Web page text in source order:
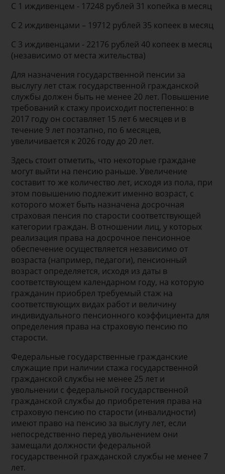
С 1 иждивенцем - 17248 рублей 31 копейка в месяц
С 2 иждивенцами – 19712 рублей 35 копеек в месяц
С 3 иждивенцами - 22176 рублей 40 копеек в месяц
(независимо от места жительства)
Для назначения государственной пенсии за
выслугу лет стаж государственной гражданской
службы должен быть не менее 20 лет. Повышение
требований к стажу происходит постепенно: в
2017 году он составляет 15 лет 6 месяцев и в
течение 9 лет поэтапно, по 6 месяцев,
увеличивается к 2026 году до 20 лет.
Здесь стоит отметить, что некоторые граждане
могут выйти на пенсию раньше. Увеличение
составит то же количество лет, исходя из пола, при
этом повышению подлежит именно возраст, с
которого может быть назначена досрочная
страховая пенсия по старости соответствующей
категории граждан. В отношении лиц, у которых
реализация права на досрочное пенсионное
обеспечение осуществляется независимо от
возраста (например, педагоги), пенсионный
возраст определяется, исходя из даты в
соответствующем календарном году, на которую
гражданин приобрел требуемый стаж на
соответствующих видах работ и величину
индивидуального пенсионного коэффициента для
определения права на страховую пенсию по
старости.
Федеральные государственные гражданские
служащие при наличии стажа государственной
гражданской службы не менее 25 лет и
увольнении с федеральной государственной
гражданской службы до приобретения права на
страховую пенсию по старости (инвалидности)
имеют право на пенсию за выслугу лет, если
непосредственно перед увольнением они
замещали должности федеральной
государственной гражданской службы не менее 7
лет.